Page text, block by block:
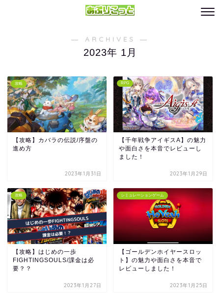
― ARCHIVES ―
2023年 1月
攻略
【攻略】カバラの伝説/序盤の
進め方
2023年1月31日
RPG
【千年戦争アイギスA】の魅力
や面白さを本音でレビューし
ました！
2023年1月29日
攻略
【攻略】はじめの一歩
FIGHTINGSOULS/課金は必
要？？
2023年1月27日
シミュレーションゲーム
【ゴールデンホイヤースロッ
ト】の魅力や面白さを本音で
レビューしました！
2023年1月25日